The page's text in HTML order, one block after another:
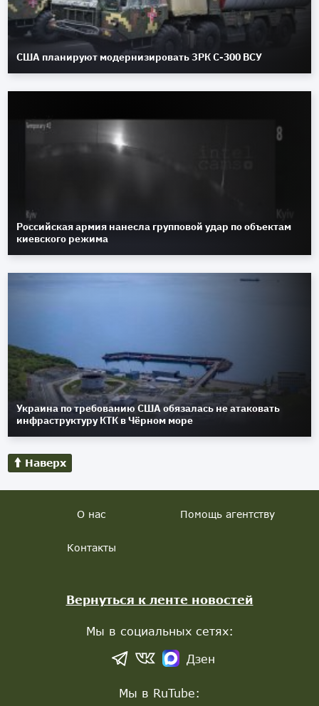
США планируют модернизировать ЗРК С-300 ВСУ
Российская армия нанесла групповой удар по объектам
киевского режима
Украина по требованию США обязалась не атаковать
инфраструктуру КТК в Чёрном море
Наверх
О нас Помощь агентству
Контакты
Вернуться к ленте новостей
Мы в социальных сетях:
Дзен
Мы в RuTube: